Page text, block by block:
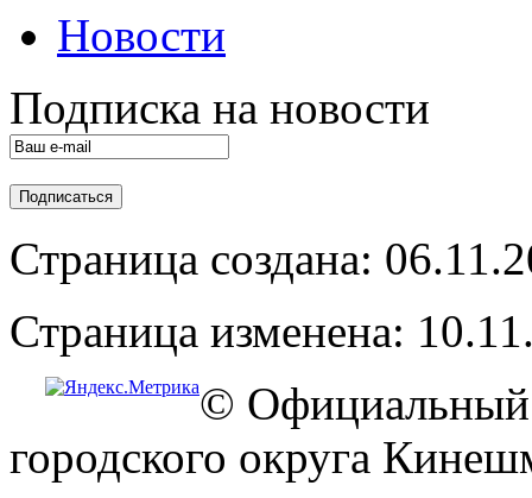
Новости
Подписка на новости
Страница создана:
Страница изменена:
© Официальный
городского округа